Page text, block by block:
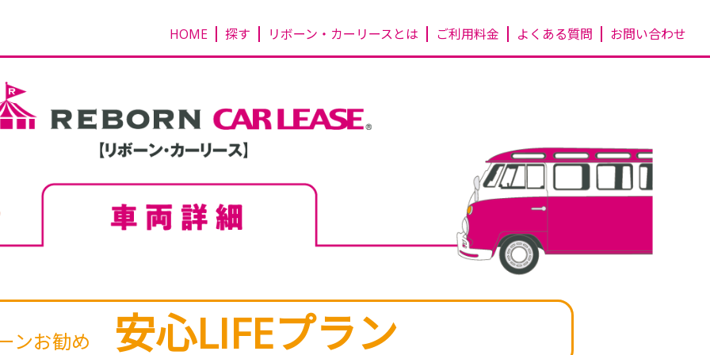
HOME 探す リボーン・カーリースとは ご利用料金 よくある質問 お問い合わせ
ンお勧め 安心LIFEプラン